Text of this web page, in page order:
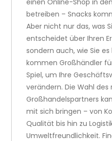
betreiben – Snacks
Aber nicht nur das, was
entscheidet über Ihren
sondern auch, wie Sie
kommen Großhändler
Spiel, um Ihre
verändern. Die Wahl des
Großhandelspartners
mit sich bringen – von
Qualität bis hin zu
Umweltfreundlichkeit.